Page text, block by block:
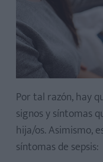
Por tal razón, hay
signos y síntomas
hija/os. Asimismo,
síntomas de sepsis: